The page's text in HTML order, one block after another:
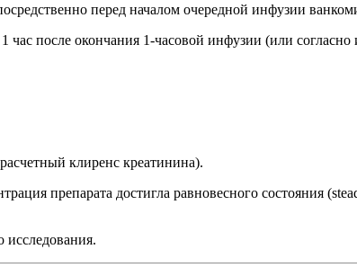
перед началом очередной инфузии
час после окончания 1-часовой инфузии (или
клиренс креатинина).
препарата достигла равновесного состояния
исследования.